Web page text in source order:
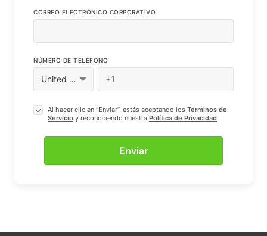
CORREO ELECTRÓNICO CORPORATIVO
NÚMERO DE TELÉFONO
Al hacer clic en “Enviar”, estás aceptando los Términos de
Servicio y reconociendo nuestra Política de Privacidad.